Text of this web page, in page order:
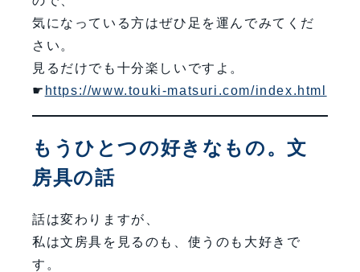
気になっている方はぜひ足を運んでみてくだ
さい。
見るだけでも十分楽しいですよ。
☛ https://www.touki-matsuri.com/index.html
もうひとつの好きなもの。文
房具の話
話は変わりますが、
私は文房具を見るのも、使うのも大好きで
す。